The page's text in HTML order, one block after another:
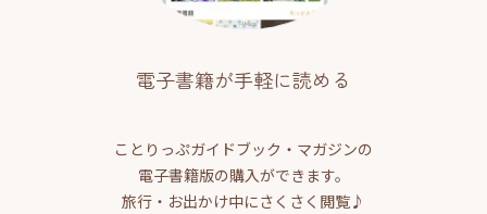
電子書籍が手軽に読める
ことりっぷガイドブック・マガジンの
電子書籍版の購入ができます。
旅行・お出かけ中にさくさく閲覧♪